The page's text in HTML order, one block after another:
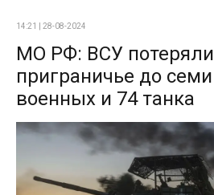
14:21 | 28-08-2024
МО РФ: ВСУ
приграничье до
военных и 74 танка